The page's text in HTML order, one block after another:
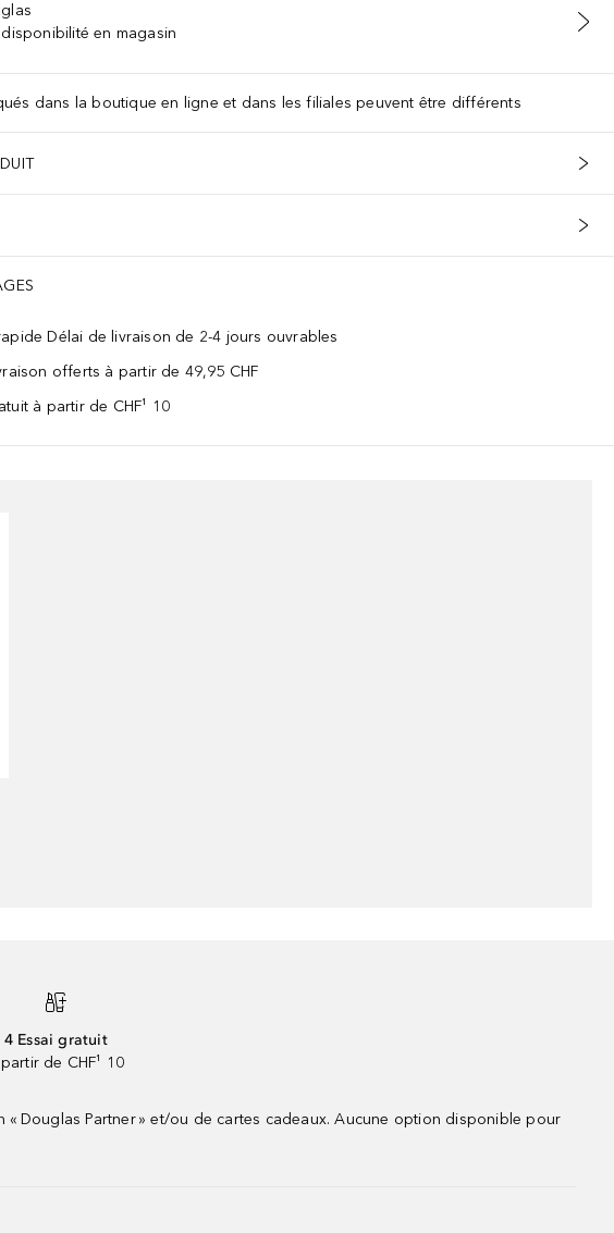
en magasin
dans la boutique en ligne et dans les filiales peuvent être différents
Délai de livraison de 2-4 jours ouvrables
offerts à partir de 49,95 CHF
à partir de CHF¹ 10
4 Essai gratuit
de CHF¹ 10
Douglas Partner » et/ou de cartes cadeaux. Aucune option disponible pour